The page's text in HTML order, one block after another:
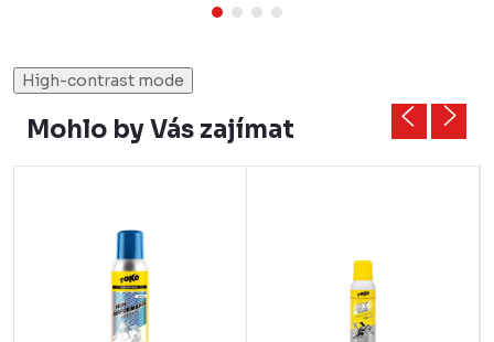
High-contrast mode
Mohlo by Vás zajímat